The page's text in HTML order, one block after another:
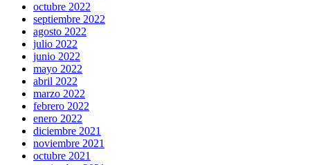
octubre 2022
septiembre 2022
agosto 2022
julio 2022
junio 2022
mayo 2022
abril 2022
marzo 2022
febrero 2022
enero 2022
diciembre 2021
noviembre 2021
octubre 2021